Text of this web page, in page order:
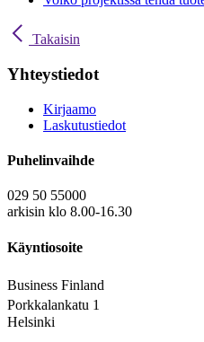
Takaisin
Yhteystiedot
Kirjaamo
Laskutustiedot
Puhelinvaihde
029 50 55000
arkisin klo 8.00-16.30
Käyntiosoite
Business Finland
Porkkalankatu 1
Helsinki